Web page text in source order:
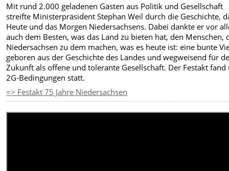
Mit rund 2.000 geladenen Gästen aus Politik und Gesellschaft
streifte Ministerpräsident Stephan Weil durch die Geschichte,
Heute und das Morgen Niedersachsens. Dabei dankte er vor
auch dem Besten, was das Land zu bieten hat, den Menschen,
Niedersachsen zu dem machen, was es heute ist: eine bunte
geboren aus der Geschichte des Landes und wegweisend für
Zukunft als offene und tolerante Gesellschaft. Der Festakt fand
2G-Bedingungen statt.
=> Festakt 75 Jahre Niedersachsen